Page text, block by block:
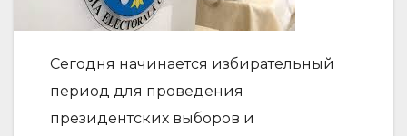
Сегодня начинается избирательный
период для проведения
президентских выборов и